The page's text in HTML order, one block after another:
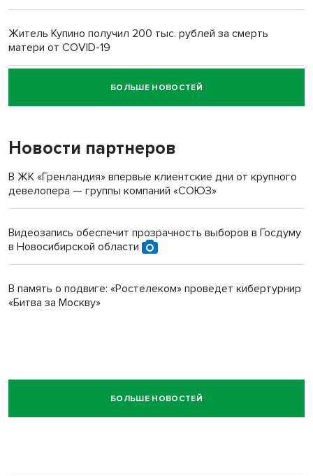
Житель Купино получил 200 тыс. рублей за смерть
матери от COVID-19
Новосибирский суд наказал водителя за смерть
пенсионерки на вокзале
БОЛЬШЕ НОВОСТЕЙ
Новости партнеров
В ЖК «Гренландия» впервые клиентские дни от крупного
девелопера — группы компаний «СОЮЗ»
Видеозапись обеспечит прозрачность выборов в Госдуму
в Новосибирской области
В память о подвиге: «Ростелеком» проведет кибертурнир
«Битва за Москву»
БОЛЬШЕ НОВОСТЕЙ